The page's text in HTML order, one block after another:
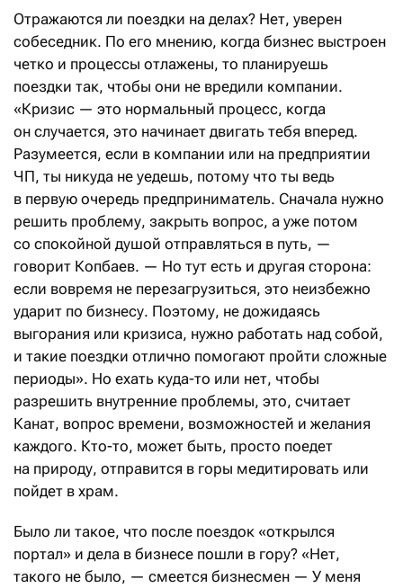
Отражаются ли поездки на делах? Нет, уверен
собеседник. По его мнению, когда бизнес выстроен
четко и процессы отлажены, то планируешь
поездки так, чтобы они не вредили компании.
«Кризис — это нормальный процесс, когда
он случается, это начинает двигать тебя вперед.
Разумеется, если в компании или на предприятии
ЧП, ты никуда не уедешь, потому что ты ведь
в первую очередь предприниматель. Сначала нужно
решить проблему, закрыть вопрос, а уже потом
со спокойной душой отправляться в путь, —
говорит Копбаев. — Но тут есть и другая сторона:
если вовремя не перезагрузиться, это неизбежно
ударит по бизнесу. Поэтому, не дожидаясь
выгорания или кризиса, нужно работать над собой,
и такие поездки отлично помогают пройти сложные
периоды». Но ехать куда-то или нет, чтобы
разрешить внутренние проблемы, это, считает
Канат, вопрос времени, возможностей и желания
каждого. Кто-то, может быть, просто поедет
на природу, отправится в горы медитировать или
пойдет в храм.
Было ли такое, что после поездок «открылся
портал» и дела в бизнесе пошли в гору? «Нет,
такого не было, — смеется бизнесмен — У меня